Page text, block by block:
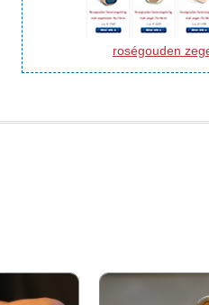
roségouden